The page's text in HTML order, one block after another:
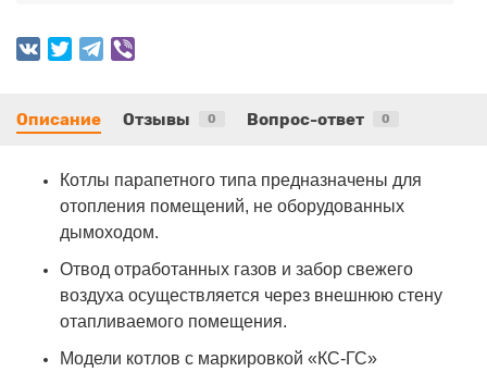
Описание Отзывы 0 Вопрос-ответ 0
Котлы парапетного типа предназначены для
отопления помещений, не оборудованных
дымоходом.
Отвод отработанных газов и забор свежего
воздуха осуществляется через внешнюю стену
отапливаемого помещения.
Модели котлов с маркировкой «КС-ГС»